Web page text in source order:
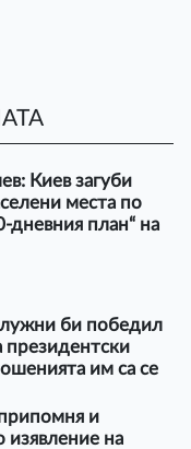
Киев загуби
места по
дневния план“ на
би победил
президентски
им са се
и
на